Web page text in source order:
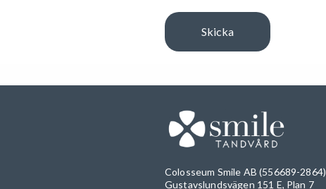
Colosseum Smile AB (556689-2864)
Gustavslundsvägen 151 E, Plan 7